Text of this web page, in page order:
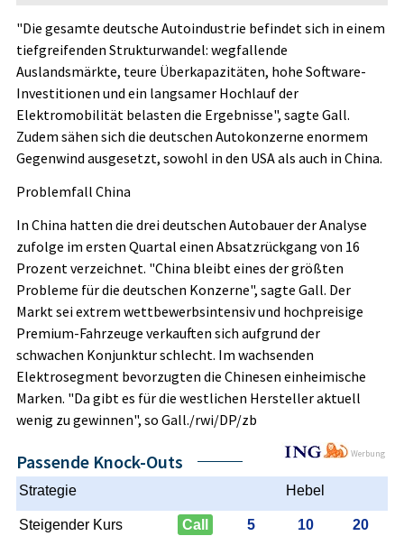
"Die gesamte deutsche Autoindustrie befindet sich in einem
tiefgreifenden Strukturwandel: wegfallende
Auslandsmärkte, teure Überkapazitäten, hohe Software-
Investitionen und ein langsamer Hochlauf der
Elektromobilität belasten die Ergebnisse", sagte Gall.
Zudem sähen sich die deutschen Autokonzerne enormem
Gegenwind ausgesetzt, sowohl in den USA als auch in China.
Problemfall China
In China hatten die drei deutschen Autobauer der Analyse
zufolge im ersten Quartal einen Absatzrückgang von 16
Prozent verzeichnet. "China bleibt eines der größten
Probleme für die deutschen Konzerne", sagte Gall. Der
Markt sei extrem wettbewerbsintensiv und hochpreisige
Premium-Fahrzeuge verkauften sich aufgrund der
schwachen Konjunktur schlecht. Im wachsenden
Elektrosegment bevorzugten die Chinesen einheimische
Marken. "Da gibt es für die westlichen Hersteller aktuell
wenig zu gewinnen", so Gall./rwi/DP/zb
Werbung
Passende Knock-Outs
Strategie Hebel
Steigender Kurs Call 5 10 20